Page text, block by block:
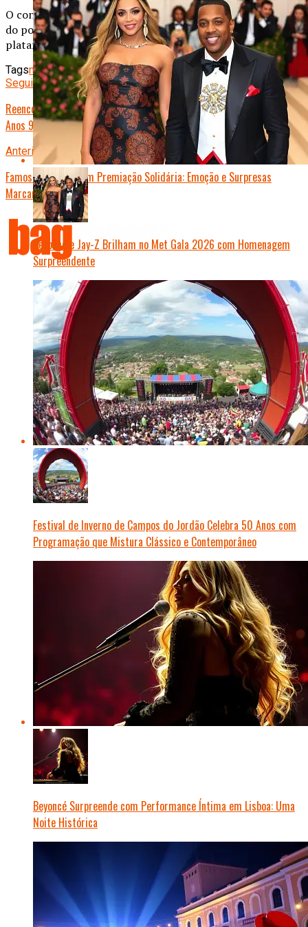
O conteúdo publicado é de total responsabilidade do autor
do post, não representando necessariamente a opinião da
plataforma.
Tagsmúsicaturnê
Seguinte
Reencontro Explosivo: Galvão e Xuxa Lideram Festa dos Ícones dos
Anos 90
Anterior
Famosos Brilham em Premiação Solidária: Emoção e Surpresas
Marcam a Noite
Beyoncé e Jay-Z Brilham no Met Gala 2026 com Homenagem
Surpreendente
Festival de Inverno de Campos do Jordão Celebra 50 Anos com
Programação que Mistura Clássico e Contemporâneo
Beyoncé Surpreende com Performance Íntima em Lisboa: Uma
Noite Histórica